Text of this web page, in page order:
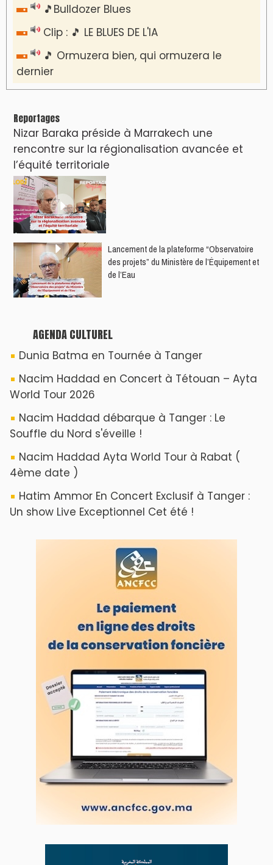
🎵Bulldozer Blues
Clip : 🎵 LE BLUES DE L'IA
🎵 Ormuzera bien, qui ormuzera le
dernier
Reportages
Nizar Baraka préside à Marrakech une
rencontre sur la régionalisation avancée et
l’équité territoriale
​Lancement de la plateforme “Observatoire
des projets” du Ministère de l’Équipement et
de l’Eau
AGENDA CULTUREL
Dunia Batma en Tournée à Tanger
Nacim Haddad en Concert à Tétouan – Ayta
World Tour 2026
Nacim Haddad débarque à Tanger : Le
Souffle du Nord s'éveille !
Nacim Haddad Ayta World Tour à Rabat (
4ème date )
Hatim Ammor En Concert Exclusif à Tanger :
Un show Live Exceptionnel Cet été !